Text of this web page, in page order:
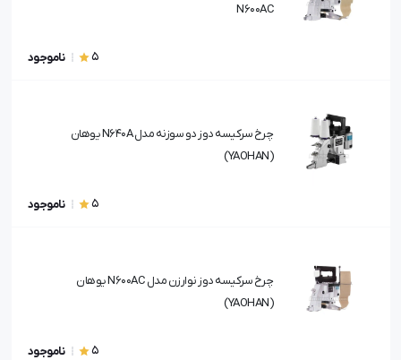
N600AC
5 ناموجود
چرخ سرکیسه دوز دو سوزنه مدل N640A یوهان
(YAOHAN)
5 ناموجود
چرخ سرکیسه دوز نوارزن مدل N600AC یوهان
(YAOHAN)
5 ناموجود